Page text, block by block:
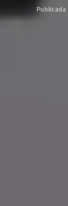
Publicada